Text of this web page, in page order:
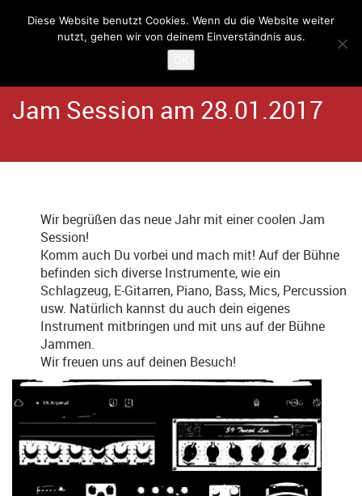
Angebote Kulturcafé Schlachthaus
Jam Session am 28.01.2017
Wir begrüßen das neue Jahr mit einer coolen Jam
Session!
Komm auch Du vorbei und mach mit! Auf der Bühne
befinden sich diverse Instrumente, wie ein
Schlagzeug, E-Gitarren, Piano, Bass, Mics, Percussion
usw. Natürlich kannst du auch dein eigenes
Instrument mitbringen und mit uns auf der Bühne
Jammen.
Wir freuen uns auf deinen Besuch!
Diese Website benutzt Cookies. Wenn du die Website weiter
nutzt, gehen wir von deinem Einverständnis aus.